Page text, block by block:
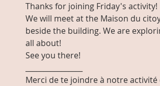
Thanks for joining Friday's activity!
We will meet at the Maison du
beside the building. We are
all about!
See you there!
Merci de te joindre à notre activité